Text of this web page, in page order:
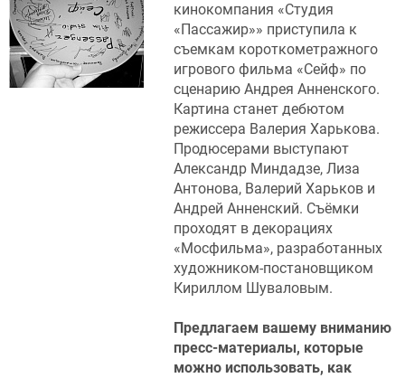
кинокомпания «Студия
«Пассажир»» приступила к
съемкам короткометражного
игрового фильма «Сейф» по
сценарию Андрея Анненского.
Картина станет дебютом
режиссера Валерия Харькова.
Продюсерами выступают
Александр Миндадзе, Лиза
Антонова, Валерий Харьков и
Андрей Анненский. Съёмки
проходят в декорациях
«Мосфильма», разработанных
художником-постановщиком
Кириллом Шуваловым.
Предлагаем вашему вниманию
пресс-материалы, которые
можно использовать, как